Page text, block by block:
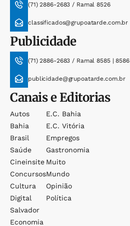
(71) 2886-2683 / Ramal 8526
classificados@grupoatarde.com.br
Publicidade
(71) 2886-2683 / Ramal 8585 | 8586
publicidade@grupoatarde.com.br
Canais e Editorias
Autos
Bahia
Brasil
Saúde
Cineinsite
Concursos
Cultura
Digital
Salvador
Economia
E.c. Bahia
E.c. Vitória
Empregos
Gastronomia
Muito
Mundo
Opinião
Política